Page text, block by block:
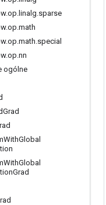
.op. linalg.sparse
.op.math
.op.math.special
.op.nn
ogólne
Grad
WithGlobal
WithGlobal
Grad